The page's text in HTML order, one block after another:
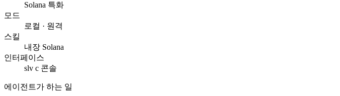
Solana 특화
모드
로컬 · 원격
스킬
내장 Solana
인터페이스
slv c 콘솔
에이전트가 하는 일